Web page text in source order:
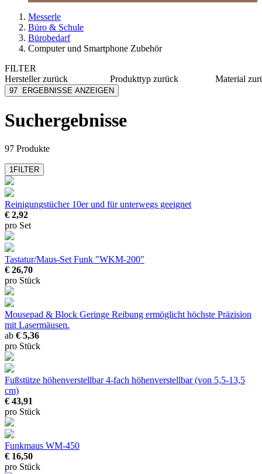
Messerle
Büro & Schule
Bürobedarf
Computer und Smartphone Zubehör
FILTER
Herstellerzurück
Bakker Elkhuizen
Durable
Esselte
mehr anzeigen
Produkttyp zurück
Material
97 ERGEBNISSE ANZEIGEN
Suchergebnisse
97 Produkte
1FILTER
Reinigungstücher 10erund für unterwegs geeignet
€ 2,92
pro Set
Tastatur/Maus-Set Funk "WKM-200"
€ 26,70
pro Stück
Mousepad & Block Geringe Reibung ermöglicht höchste Präzision
mit Lasermäusen.
ab € 5,36
pro Stück
Fußstütze höhenverstellbar4-fach höhenverstellbar (von 5,5-13,5
cm)
€ 43,91
pro Stück
Funkmaus WM-450
€ 16,50
pro Stück